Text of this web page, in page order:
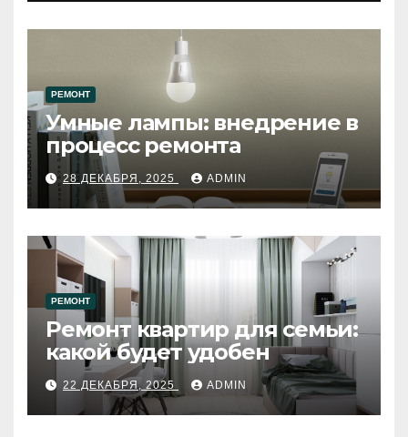
РЕМОНТ
Умные лампы: внедрение в
процесс ремонта
28 ДЕКАБРЯ, 2025 ADMIN
РЕМОНТ
Ремонт квартир для семьи:
какой будет удобен
22 ДЕКАБРЯ, 2025 ADMIN